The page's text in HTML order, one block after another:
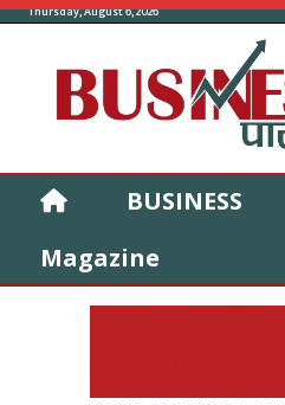
Thursday, August 6, 2026
BUSINESS
Magazine